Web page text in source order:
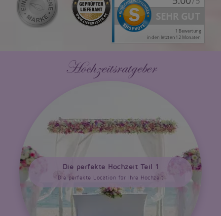
Hochzeitsratgeber
Die perfekte Hochzeit Teil 1
Die perfekte Location für Ihre Hochzeit